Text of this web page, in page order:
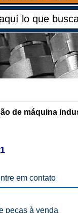
de máquina
em contato
peças à venda